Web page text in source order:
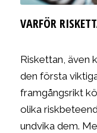
VARFÖR
Riskettan, även
den första
framgångsrikt
olika
undvika dem.